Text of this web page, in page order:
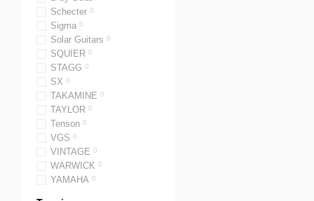
Schecter 0
Sigma 0
Solar Guitars 0
SQUIER 0
STAGG 0
SX 0
TAKAMINE 0
TAYLOR 0
Tenson 0
VGS 0
VINTAGE 0
WARWICK 0
YAMAHA 0